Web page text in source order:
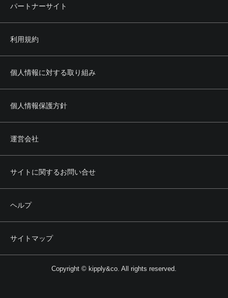
パートナーサイト
利用規約
個人情報に対する取り組み
個人情報保護方針
運営会社
サイトに関するお問い合せ
ヘルプ
サイトマップ
Copyright © kipply&co. All rights reserved.